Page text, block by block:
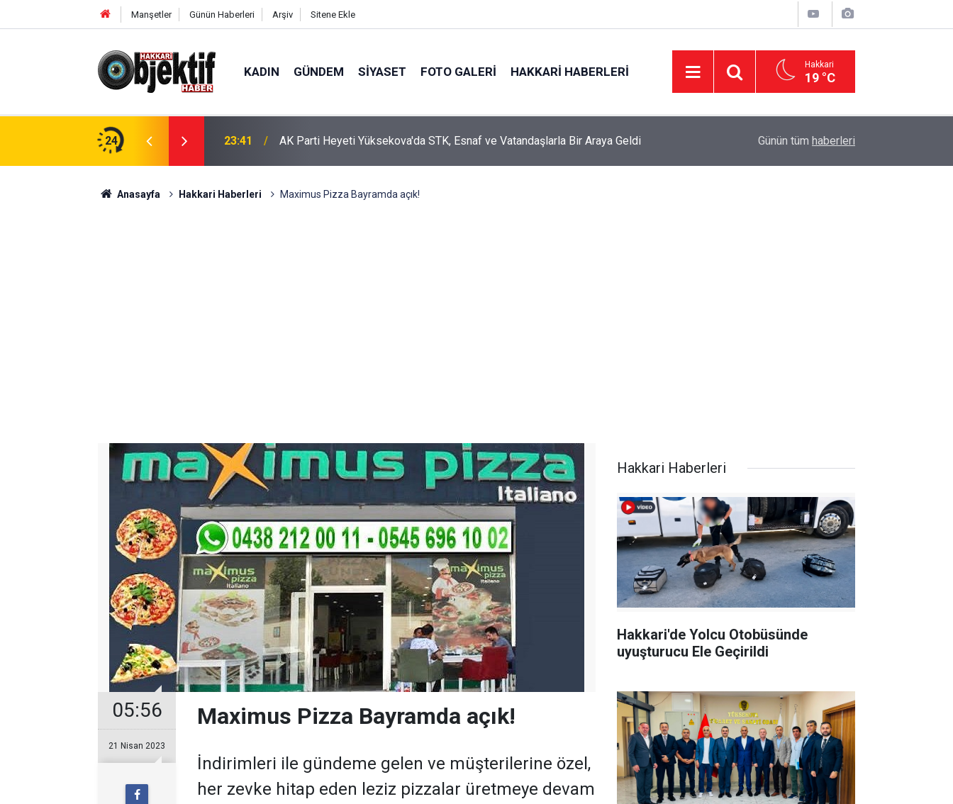
Manşetler Günün Haberleri Arşiv Sitene Ekle
KADIN GÜNDEM SIYASET FOTO GALERI HAKKARI HABERLERI Hakkari
19 °C
24
Ele Geçirildi 23:41 AK Parti Heyeti Yüksekova'da STK, Esnaf ve Vatandaşlarla Bir Araya Geldi AK Parti Hakkâri Teşkilatı Yüksekova’da Yoğun
Günün tüm haberleri
Anasayfa Hakkari Haberleri Maximus Pizza Bayramda açık!
05:56
21 Nisan 2023
Maximus Pizza Bayramda açık!
İndirimleri ile gündeme gelen ve müşterilerine özel,
her zevke hitap eden leziz pizzalar üretmeye devam
Hakkari Haberleri
Hakkari'de Yolcu Otobüsünde
uyuşturucu Ele Geçirildi